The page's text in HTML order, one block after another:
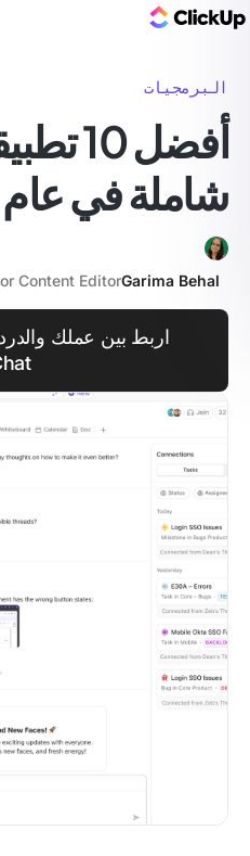
البرمجيات
أفضل
شاملة في عام
Garima Behal
Content Editor